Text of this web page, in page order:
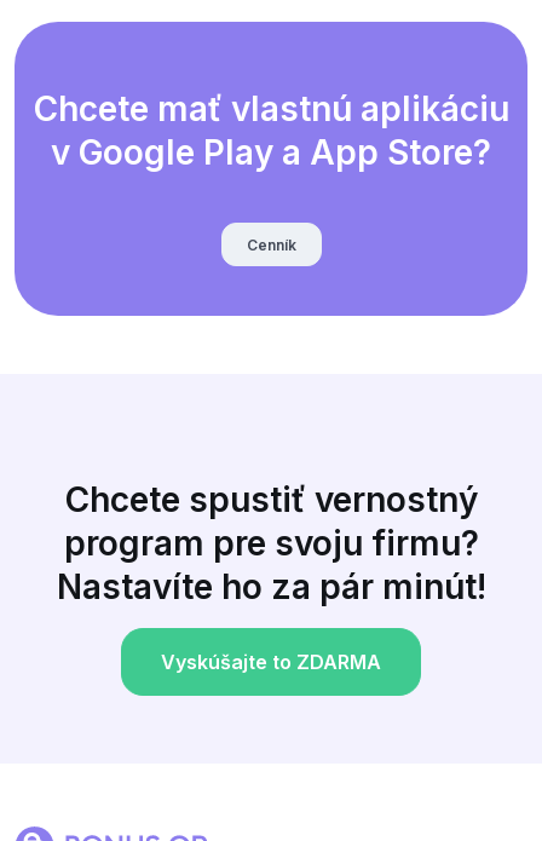
Chcete mať vlastnú aplikáciu
v Google Play a App Store?
Cenník
Chcete spustiť vernostný
program pre svoju firmu?
Nastavíte ho za pár minút!
Vyskúšajte to ZDARMA